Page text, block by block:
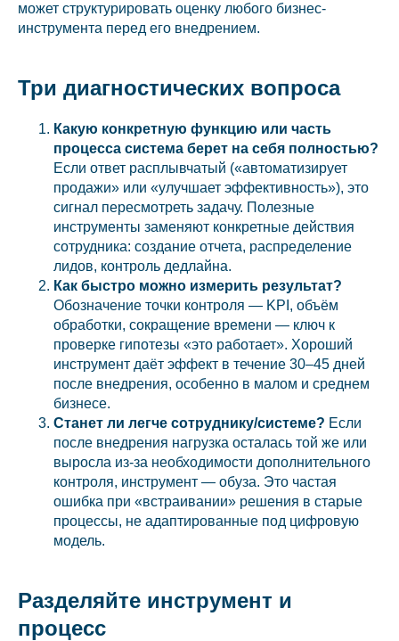
может структурировать оценку любого бизнес-
инструмента перед его внедрением.
Три диагностических вопроса
Какую конкретную функцию или часть
процесса система берет на себя полностью?
Если ответ расплывчатый («автоматизирует
продажи» или «улучшает эффективность»), это
сигнал пересмотреть задачу. Полезные
инструменты заменяют конкретные действия
сотрудника: создание отчета, распределение
лидов, контроль дедлайна.
Как быстро можно измерить результат?
Обозначение точки контроля — KPI, объём
обработки, сокращение времени — ключ к
проверке гипотезы «это работает». Хороший
инструмент даёт эффект в течение 30–45 дней
после внедрения, особенно в малом и среднем
бизнесе.
Станет ли легче сотруднику/системе? Если
после внедрения нагрузка осталась той же или
выросла из-за необходимости дополнительного
контроля, инструмент — обуза. Это частая
ошибка при «встраивании» решения в старые
процессы, не адаптированные под цифровую
модель.
Разделяйте инструмент и
процесс